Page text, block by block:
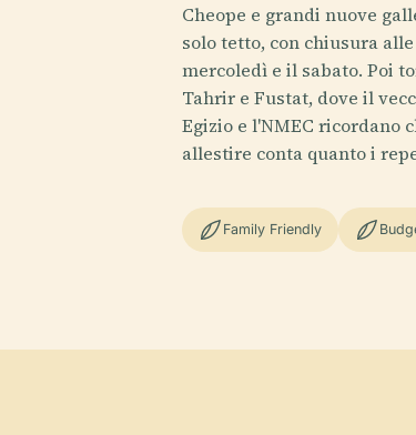
Cheope e grandi nuove
solo tetto, con chiusura alle
mercoledì e il sabato. Poi
Tahrir e Fustat, dove il
Egizio e l'NMEC ricordano
allestire conta quanto i
Family Friendly